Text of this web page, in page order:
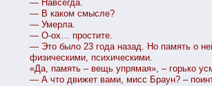
— Навсегда.
— В каком смысле?
— Умерла.
— О-ох… простите.
— Это было 23 года назад. Но память о
физическими, психическими.
«Да, память – вещь упрямая», – горько
— А что движет вами, мисс Браун? –